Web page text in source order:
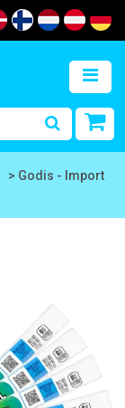
> Godis - Import